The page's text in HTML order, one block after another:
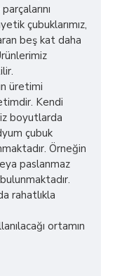
çubuklarımız,
beş kat daha
üretimi
Kendi
boyutlarda
çubuk
Örneğin
paslanmaz
rahatlıkla
ortamın